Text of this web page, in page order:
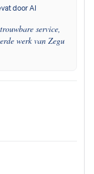
door AI
service,
werk van Zegu